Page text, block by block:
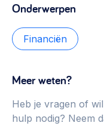
Betrokken buurten,
Wijkaanpak
Voorbereiden op
ontmoetingsplekken
Onderwerpen
Financiën
Meer weten?
Heb je vragen of
hulp nodig? Neem